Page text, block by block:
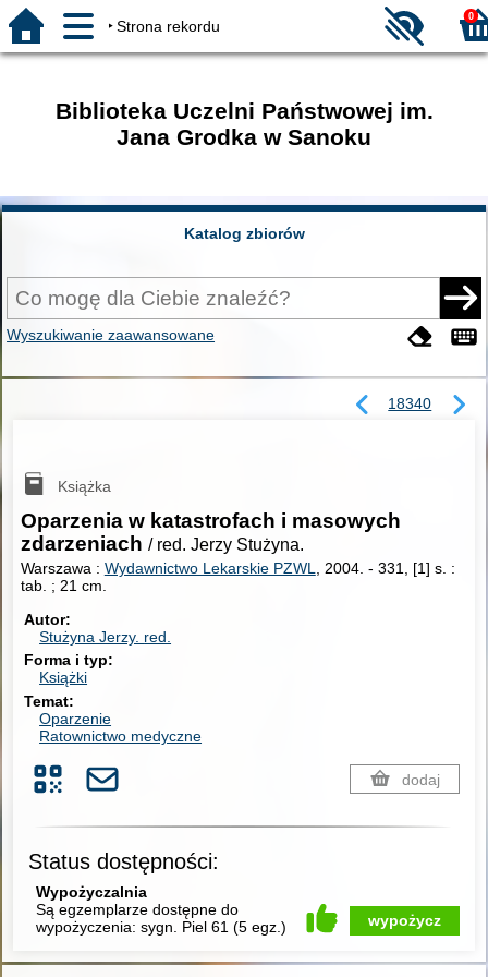
Strona rekordu
0
Biblioteka Uczelni Państwowej im.
Jana Grodka w Sanoku
Katalog zbiorów
Wyszukiwanie zaawansowane
18340
Książka
Oparzenia w katastrofach i masowych
zdarzeniach / red. Jerzy Stużyna.
Warszawa : Wydawnictwo Lekarskie PZWL , 2004. - 331, [1] s. :
tab. ; 21 cm.
Autor
Stużyna Jerzy. red.
Forma i typ
Książki
Temat
Oparzenie
Ratownictwo medyczne
dodaj
Status dostępności:
Wypożyczalnia
Są egzemplarze dostępne do
wypożyczenia:sygn. Piel 61(5 egz.) wypożycz